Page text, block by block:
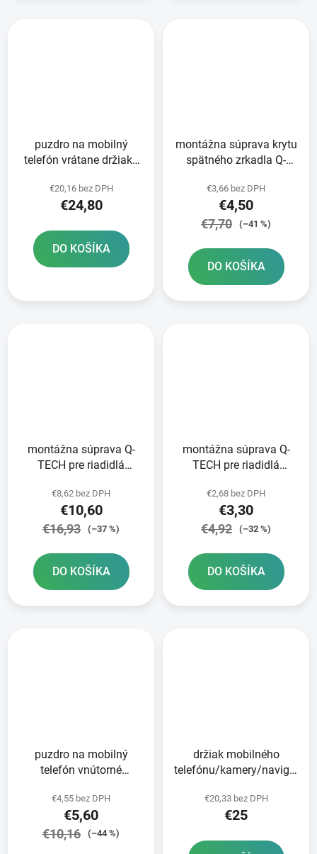
puzdro na mobilný
telefón vrátane držiaka
80 x 8 mm Q-TECH
€20,16 bez DPH
€24,80
DO KOŠÍKA
montážna súprava krytu
spätného zrkadla Q-
€3,66 bez DPH
€4,50
€7,70 (–41 %)
DO KOŠÍKA
montážna súprava Q-
TECH pre riadidlá
15 - 35 mm
€8,62 bez DPH
€10,60
€16,93 (–37 %)
DO KOŠÍKA
montážna súprava Q-
TECH pre riadidlá
priemerom do 24 mm
€2,68 bez DPH
€3,30
€4,92 (–32 %)
DO KOŠÍKA
puzdro na mobilný
telefón vnútorné
mm Q-TECH
€4,55 bez DPH
€5,60
€10,16 (–44 %)
držiak mobilného
telefónu/kamery/navigácie
predinštalovanou sadou
na montáž na riadidlá
€20,33 bez DPH
€25